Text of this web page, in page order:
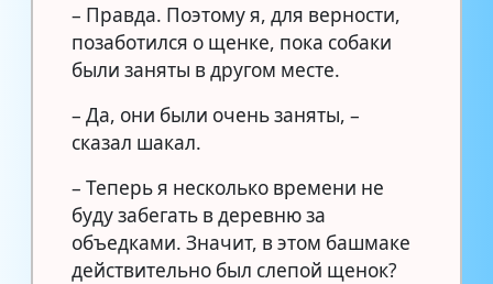
– Правда. Поэтому я, для верности,
позаботился о щенке, пока собаки
были заняты в другом месте.
– Да, они были очень заняты, –
сказал шакал.
– Теперь я несколько времени не
буду забегать в деревню за
объедками. Значит, в этом башмаке
действительно был слепой щенок?